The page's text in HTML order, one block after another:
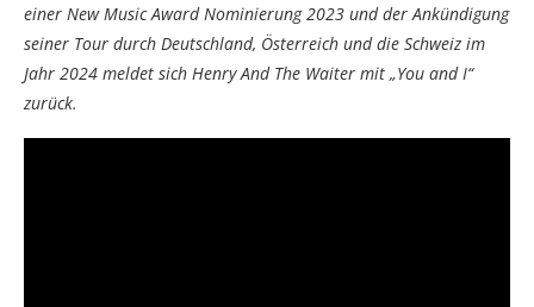
einer New Music Award Nominierung 2023 und der Ankündigung
seiner Tour durch Deutschland, Österreich und die Schweiz im
Jahr 2024 meldet sich Henry And The Waiter mit „You and I“
zurück.